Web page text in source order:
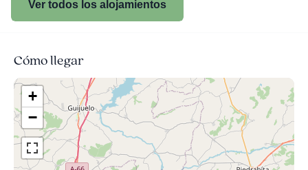
Ver todos los alojamientos
Cómo llegar
+
−